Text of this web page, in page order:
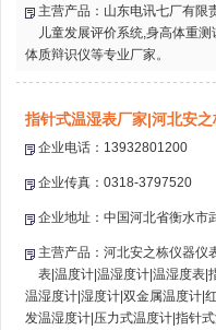
主营产品：山东电讯七厂有限
儿童发展评价系统,身高体重
体质辩识仪等专业厂家。
指针式温湿表厂家|河北安
企业电话：13932801200
企业传真：0318-3797520
企业地址：中国河北省衡水市
主营产品：河北安之栋仪器仪
表|温度计|温湿度计|温湿度表|
温湿度计|湿度计|双金属温度计|
发温湿度计|压力式温度计|指针